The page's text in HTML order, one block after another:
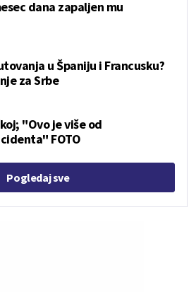
dana zapaljen mu
u Španiju i Francusku?
za Srbe
"Ovo je više od
FOTO
Pogledaj sve